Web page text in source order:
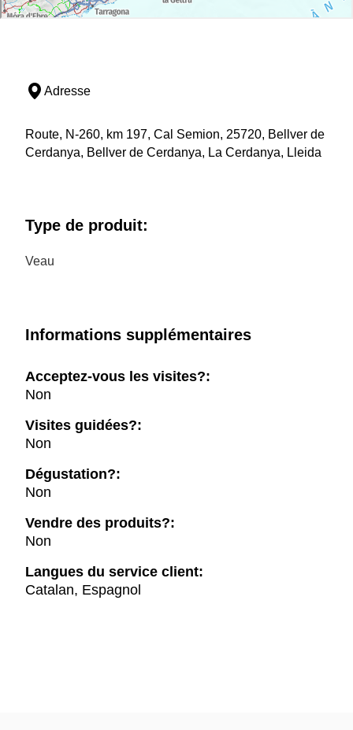
Adresse
Route, N-260, km 197, Cal Semion, 25720, Bellver de
Cerdanya, Bellver de Cerdanya, La Cerdanya, Lleida
Type de produit:
Veau
Informations supplémentaires
Acceptez-vous les visites?:
Non
Visites guidées?:
Non
Dégustation?:
Non
Vendre des produits?:
Non
Langues du service client:
Catalan, Espagnol